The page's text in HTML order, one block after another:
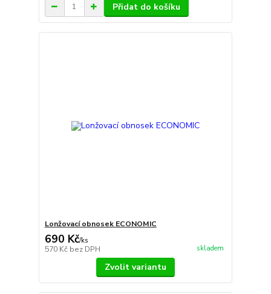
Přidat do košíku
Lonžovací obnosek ECONOMIC
690 Kč/ks
570 Kč bez DPH skladem
Zvolit variantu